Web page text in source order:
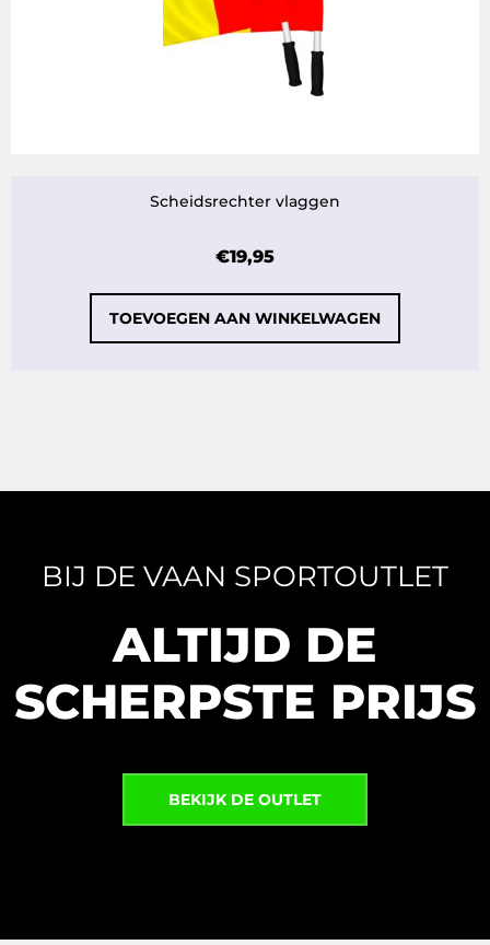
Scheidsrechter vlaggen
€19,95
TOEVOEGEN AAN WINKELWAGEN
BIJ DE VAAN SPORTOUTLET
ALTIJD DE
SCHERPSTE PRIJS
BEKIJK DE OUTLET